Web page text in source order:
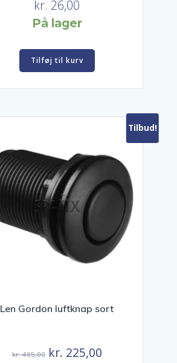
kr. 26,00
På lager
Tilføj til kurv
Tilbud!
Len Gordon luftknap sort
kr.485,00 Den
kr. 225,00Den